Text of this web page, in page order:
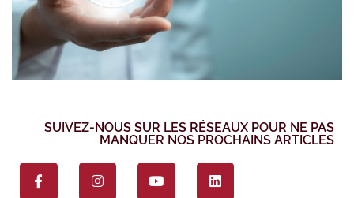
SUIVEZ-NOUS SUR LES RÉSEAUX POUR NE PAS
MANQUER NOS PROCHAINS ARTICLES